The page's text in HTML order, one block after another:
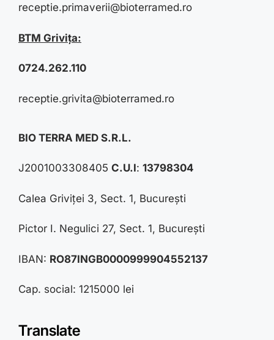
receptie.primaverii@bioterramed.ro
BTM Grivița:
0724.262.110
receptie.grivita@bioterramed.ro
BIO TERRA MED S.R.L.
J2001003308405 C.U.I: 13798304
Calea Griviței 3, Sect. 1, București
Pictor I. Negulici 27, Sect. 1, București
IBAN: RO87INGB0000999904552137
Cap. social: 1215000 lei
Translate